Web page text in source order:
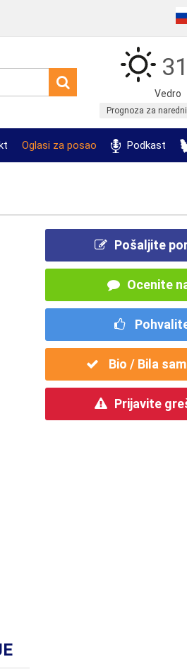
Vedro
Prognoza za
Oglasi za posao Podkast
Pošaljite
Ocenite
Bio / Bila
Prijavite